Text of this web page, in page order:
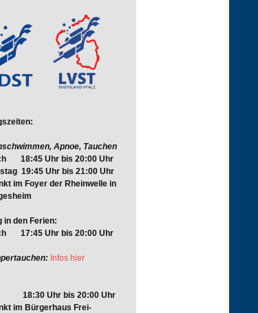
Apnoe, Tauchen
18:45 Uhr bis 20:00 Uhr
19:45 Uhr bis 21:00 Uhr
im Foyer der Rheinwelle in
in den Ferien:
17:45 Uhr bis 20:00 Uhr
Infos hier
18:30 Uhr bis 20:00 Uhr
im Bürgerhaus Frei-